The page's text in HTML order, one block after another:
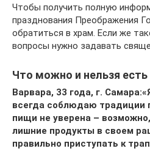
Чтобы получить полную
празднования Преображения
обратиться в храм. Если же
вопросы нужно задавать
Что можно и нельзя
Варвара, 33 года, г. Самара:
всегда соблюдаю традиции
пищи не уверена –
лишние продукты в своем
правильно приступать к